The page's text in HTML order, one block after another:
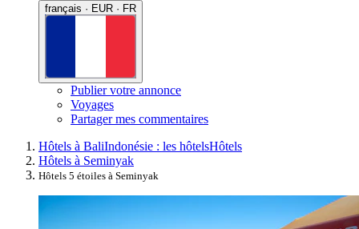
français · EUR · FR
Publier votre annonce
Voyages
Partager mes commentaires
Hôtels à BaliIndonésie : les hôtelsHôtels
Hôtels à Seminyak
Hôtels 5 étoiles à Seminyak